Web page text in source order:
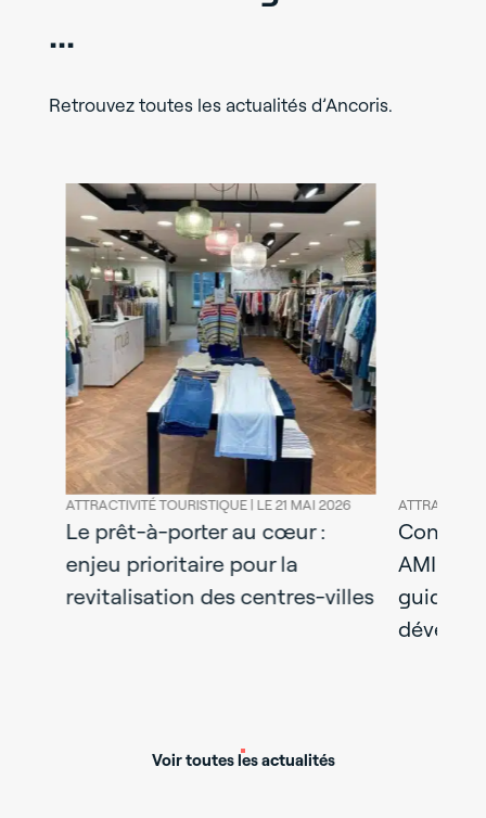
...
Retrouvez toutes les actualités d’Ancoris.
ATTRACTIVITÉ TOURISTIQUE |LE 21 MAI 2026
Le prêt-à-porter au cœur :
enjeu prioritaire pour la
revitalisation des centres-villes
ATTRACTIVITÉ
AMI ou
guide
Voir toutes les actualités